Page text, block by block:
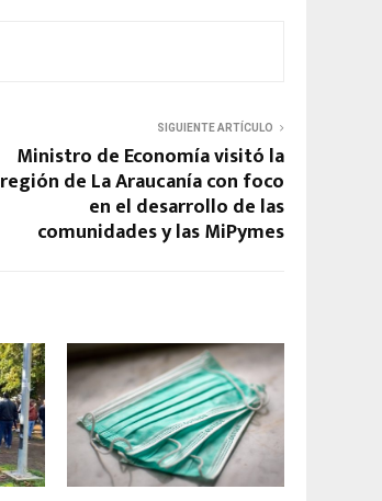
SIGUIENTE ARTÍCULO
Ministro de Economía visitó la
región de La Araucanía con foco
en el desarrollo de las
comunidades y las MiPymes